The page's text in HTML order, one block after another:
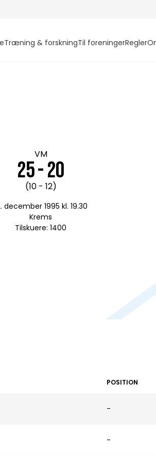
Træning & forskningTil foreningerRegler
VM
25 - 20
(10 - 12)
december 1995 kl. 19.30
Krems
Tilskuere: 1400
POSITION
-
-